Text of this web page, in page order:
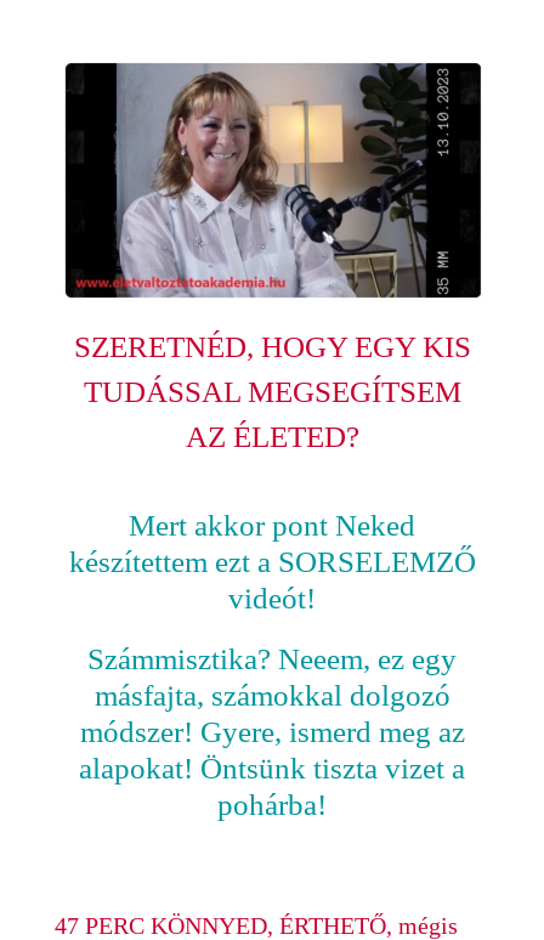
SZERETNÉD, HOGY EGY KIS
TUDÁSSAL MEGSEGÍTSEM
AZ ÉLETED?
Mert akkor pont Neked
készítettem ezt a SORSELEMZŐ
videót!
Számmisztika? Neeem, ez egy
másfajta, számokkal dolgozó
módszer! Gyere, ismerd meg az
alapokat! Öntsünk tiszta vizet a
pohárba!
47 PERC KÖNNYED, ÉRTHETŐ, mégis